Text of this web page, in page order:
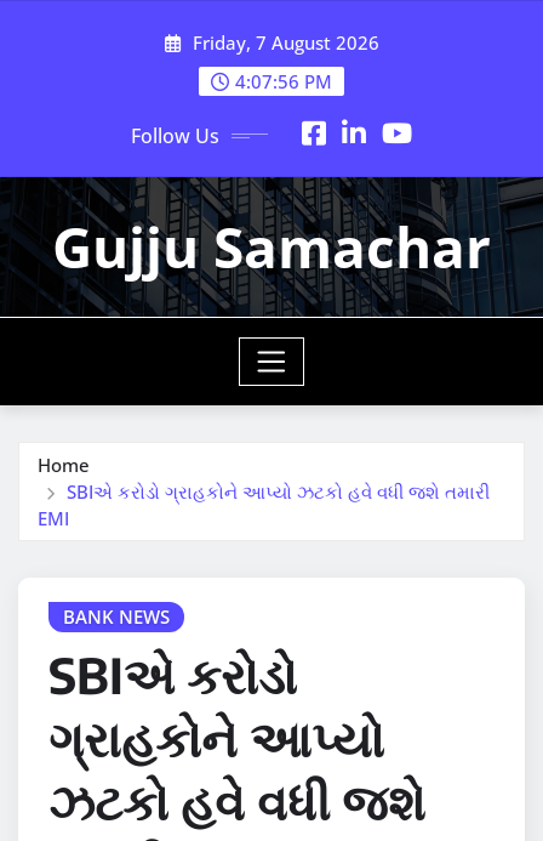
Friday, 7 August 2026
4:07:57 PM
Follow Us
Gujju Samachar
Home
SBIએ કરોડો ગ્રાહકોને આપ્યો ઝટકો હવે વધી જશે તમારી
EMI
BANK NEWS
SBIએ કરોડો
ગ્રાહકોને આપ્યો
ઝટકો હવે વધી જશે